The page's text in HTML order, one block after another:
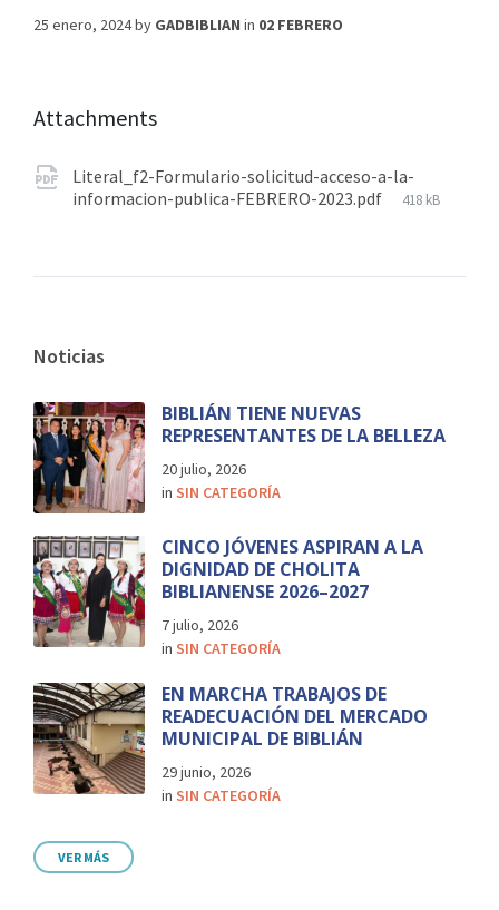
25 enero, 2024by GADBIBLIAN in 02 FEBRERO
Attachments
Literal_f2-Formulario-solicitud-acceso-a-la-
informacion-publica-FEBRERO-2023.pdf
418 kB
Noticias
BIBLIÁN TIENE NUEVAS
REPRESENTANTES DE LA BELLEZA
20 julio, 2026
in SIN CATEGORÍA
CINCO JÓVENES ASPIRAN A LA
DIGNIDAD DE CHOLITA
BIBLIANENSE 2026–2027
7 julio, 2026
in SIN CATEGORÍA
EN MARCHA TRABAJOS DE
READECUACIÓN DEL MERCADO
MUNICIPAL DE BIBLIÁN
29 junio, 2026
in SIN CATEGORÍA
VER MÁS